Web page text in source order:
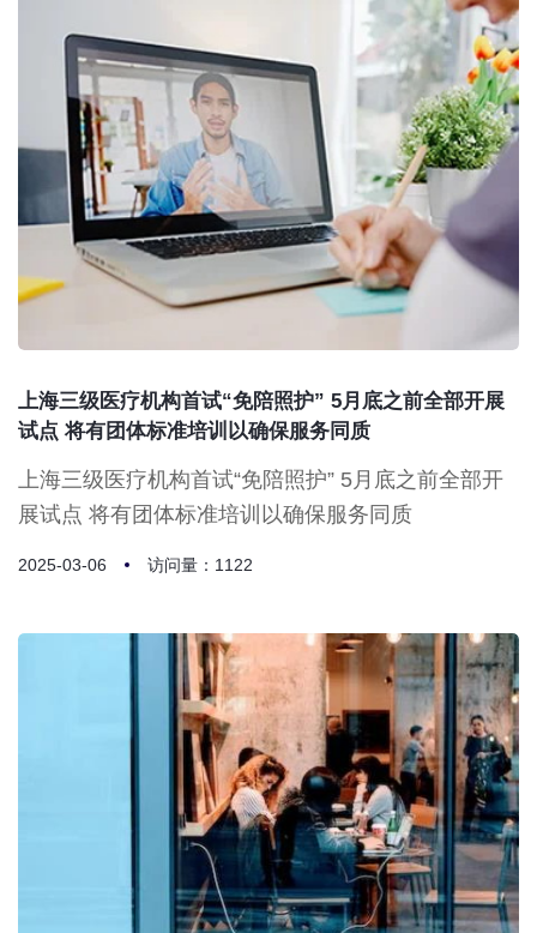
上海三级医疗机构首试“免陪照护” 5月底之前全部开展
试点 将有团体标准培训以确保服务同质
上海三级医疗机构首试“免陪照护” 5月底之前全部开
展试点 将有团体标准培训以确保服务同质
2025-03-06 访问量：1122